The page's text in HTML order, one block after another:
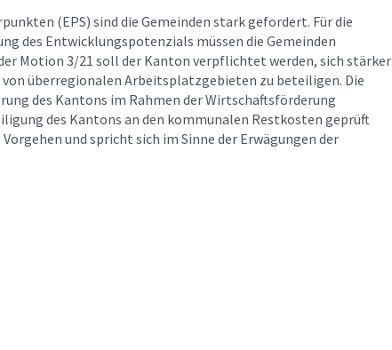
(EPS) sind die Gemeinden stark gefordert. Für die
des Entwicklungspotenzials müssen die Gemeinden
Motion 3/21 soll der Kanton verpflichtet werden, sich stärker
überregionalen Arbeitsplatzgebieten zu beteiligen. Die
des Kantons im Rahmen der Wirtschaftsförderung
des Kantons an den kommunalen Restkosten geprüft
und spricht sich im Sinne der Erwägungen der